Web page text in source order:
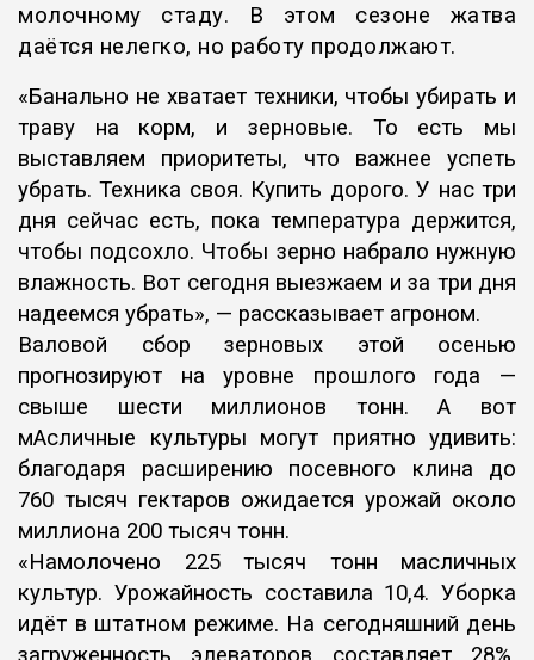
молочному стаду. В этом сезоне жатва
даётся нелегко, но работу продолжают.
«Банально не хватает техники, чтобы убирать и
траву на корм, и зерновые. То есть мы
выставляем приоритеты, что важнее успеть
убрать. Техника своя. Купить дорого. У нас три
дня сейчас есть, пока температура держится,
чтобы подсохло. Чтобы зерно набрало нужную
влажность. Вот сегодня выезжаем и за три дня
надеемся убрать», — рассказывает агроном.
Валовой сбор зерновых этой осенью
прогнозируют на уровне прошлого года —
свыше шести миллионов тонн. А вот
мАсличные культуры могут приятно удивить:
благодаря расширению посевного клина до
760 тысяч гектаров ожидается урожай около
миллиона 200 тысяч тонн.
«Намолочено 225 тысяч тонн масличных
культур. Урожайность составила 10,4. Уборка
идёт в штатном режиме. На сегодняшний день